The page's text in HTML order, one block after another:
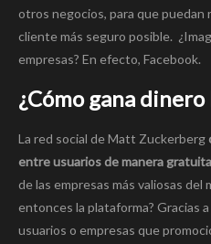
otros negocios, para que puedan
cliente más seguro posible.
empresas? En efecto, Facebook.
¿Cómo gana dinero
La red social de Matt Zuckerberg
entre usuarios de manera gratuita
de las empresas más valiosas del
entonces la plataforma? Gracias
usuarios o empresas que